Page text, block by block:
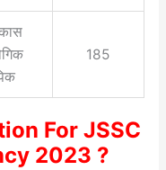
185
For JSSC
2023 ?